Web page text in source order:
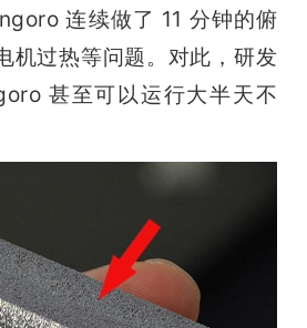
连续做了 11 分钟的俯
机过热等问题。对此，研发
甚至可以运行大半天不